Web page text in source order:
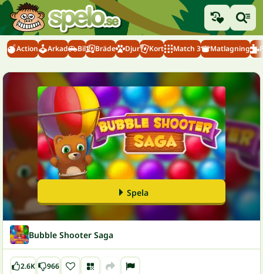
Action Arkad Bil Bräde Djur Kort Match 3 Matlagning
Spela
Bubble Shooter Saga
2.6K 966